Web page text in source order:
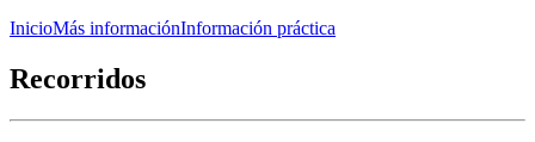
InicioMás informaciónInformación práctica
Recorridos